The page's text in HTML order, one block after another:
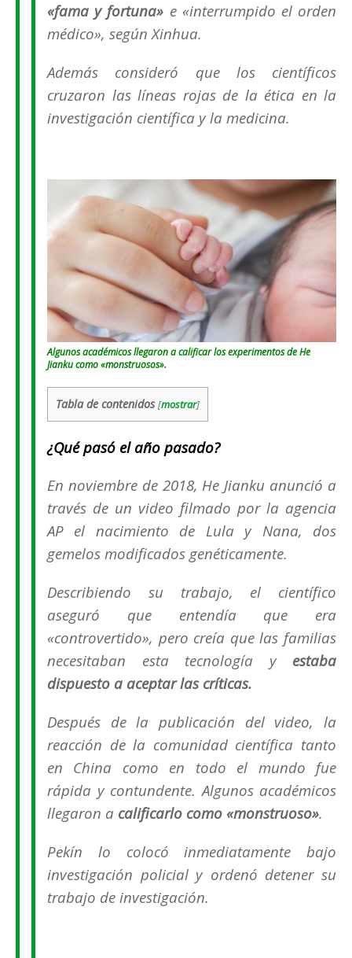
«fama y fortuna» e «interrumpido el orden
médico», según Xinhua.
Además consideró que los científicos
cruzaron las líneas rojas de la ética en la
investigación científica y la medicina.
Algunos académicos llegaron a calificar los experimentos de He
Jianku como «monstruosos».
Tabla de contenidos [mostrar]
¿Qué pasó el año pasado?
En noviembre de 2018, He Jianku anunció a
través de un video filmado por la agencia
AP el nacimiento de Lula y Nana, dos
gemelos modificados genéticamente.
Describiendo su trabajo, el científico
aseguró que entendía que era
«controvertido», pero creía que las familias
necesitaban esta tecnología yestaba
dispuesto a aceptar las críticas.
Después de la publicación del video, la
reacción de la comunidad científica tanto
en China como en todo el mundo fue
rápida y contundente. Algunos académicos
llegaron a calificarlo como «monstruoso».
Pekín lo colocó inmediatamente bajo
investigación policial y ordenó detener su
trabajo de investigación.